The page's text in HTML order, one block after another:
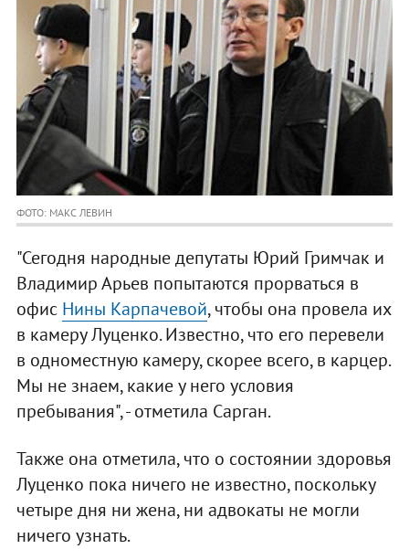
ФОТО: МАКС ЛЕВИН
"Сегодня народные депутаты Юрий Гримчак и
Владимир Арьев попытаются прорваться в
офис Нины Карпачевой, чтобы она провела их
в камеру Луценко. Известно, что его перевели
в одноместную камеру, скорее всего, в карцер.
Мы не знаем, какие у него условия
пребывания", - отметила Сарган.
Также она отметила, что о состоянии здоровья
Луценко пока ничего не известно, поскольку
четыре дня ни жена, ни адвокаты не могли
ничего узнать.